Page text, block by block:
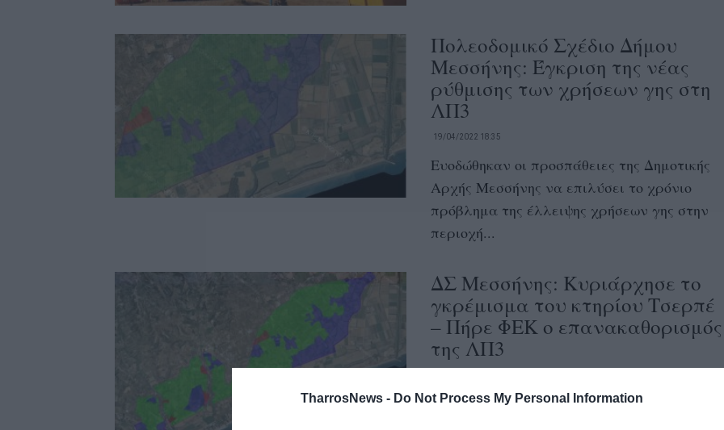
TharrosNews - Do Not Process My Personal Information
Πολεοδομικό Σχέδιο Δήμου
Μεσσήνης: Έγκριση της νέας
ρύθμισης των χρήσεων γης στη
ΛΠ3
19/04/2022 18:35
Ευοδώθηκαν οι προσπάθειες της Δημοτικής
Αρχής Μεσσήνης να επιλύσει το χρόνιο
πρόβλημα της έλλειψης χρήσεων γης στην
περιοχή...
ΔΣ Μεσσήνης: Κυριάρχησε το
γκρέμισμα του κτηρίου Τσερπέ
– Πήρε ΦΕΚ ο επανακαθορισμός
της ΛΠ3
Συνεδρίαση του Δημοτικού Συμβουλίου